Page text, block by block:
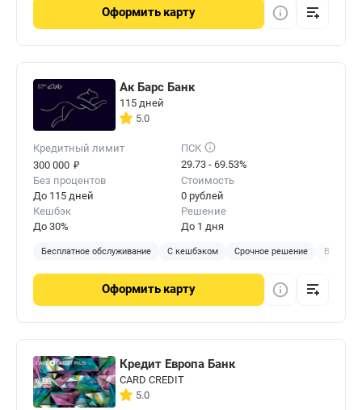
Оформить карту
Ак Барс Банк
115 дней
5.0
Кредитный лимит
300 000 ₽
ПСК
29.73 - 69.53%
Без процентов
До 115 дней
Стоимость
0 рублей
Кешбэк
До 30%
Решение
До 1 дня
Бесплатное обслуживание С кешбэком Срочное решение В
Оформить карту
Кредит Европа Банк
CARD CREDIT
5.0